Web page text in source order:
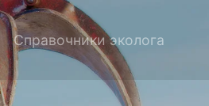
Справочники эколога